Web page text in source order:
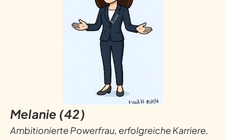
Melanie (42)
Ambitionierte Powerfrau, erfolgreiche Karriere,